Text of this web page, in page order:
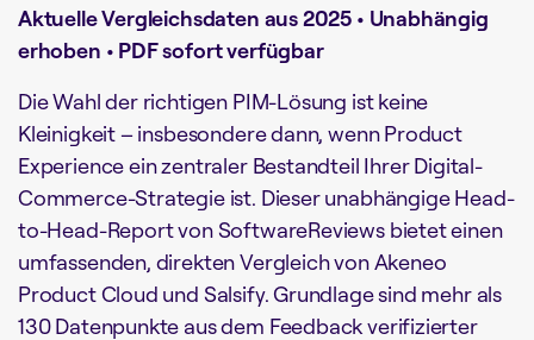
Aktuelle Vergleichsdaten aus 2025 • Unabhängig
erhoben • PDF sofort verfügbar
Die Wahl der richtigen PIM-Lösung ist keine
Kleinigkeit – insbesondere dann, wenn Product
Experience ein zentraler Bestandteil Ihrer Digital-
Commerce-Strategie ist. Dieser unabhängige Head-
to-Head-Report von SoftwareReviews bietet einen
umfassenden, direkten Vergleich von Akeneo
Product Cloud und Salsify. Grundlage sind mehr als
130 Datenpunkte aus dem Feedback verifizierter